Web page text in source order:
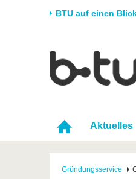
BTU auf einen
Universität
Karriere & Engagement
Aktuelles
Gründungsservice